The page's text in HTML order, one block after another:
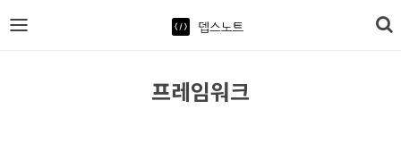
뎁스노트
프레임워크